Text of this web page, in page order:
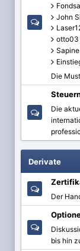
John
otto03
Sapine
Die
Die
Derivate
Der
bis hin